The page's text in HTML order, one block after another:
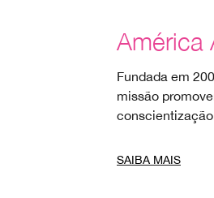
América
Fundada em
missão
SAIBA MAIS